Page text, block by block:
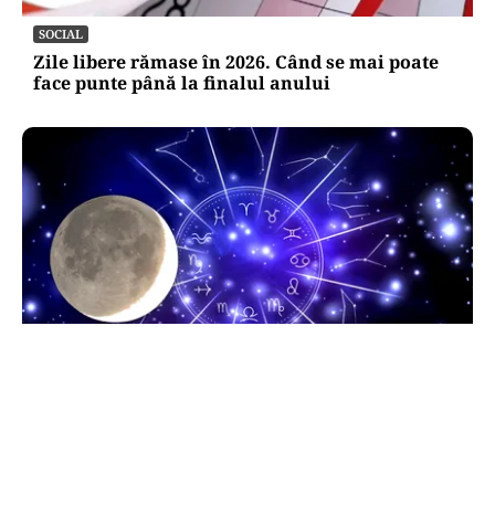
SOCIAL
Zile libere rămase în 2026. Când se mai poate
face punte până la finalul anului